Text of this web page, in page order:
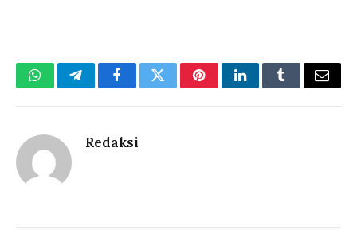
WhatsAppTelegramFacebookTwitterPinterestLinkedInTumblrEmail
Redaksi